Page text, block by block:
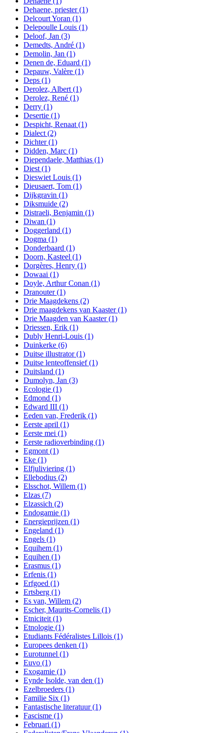
Dehaene, priester(1)
Delcourt Yoran (1)
Delepoulle Louis (1)
Deloof, Jan (3)
Demedts, André (1)
Demolin, Jan (1)
Denen de, Eduard (1)
Depauw, Valère (1)
Deps (1)
Derolez, Albert (1)
Derolez, René (1)
Derry (1)
Desertie (1)
Despicht, Renaat (1)
Dialect (2)
Dichter(1)
Didden, Marc (1)
Diependaele, Matthias (1)
Diest (1)
Dieswiet Louis (1)
Dieusaert, Tom (1)
Dijkgravin (1)
Diksmuide (2)
Distraeli, Benjamin (1)
Diwan (1)
Doggerland (1)
Dogma (1)
Donderbaard (1)
Doorn, Kasteel (1)
Dorgères, Henry (1)
Dowaai (1)
Doyle, Arthur Conan (1)
Dranouter(1)
Drie Maagdekens (2)
Drie maagdekens van Kaaster(1)
Drie Maagden van Kaaster(1)
Driessen, Erik (1)
Dubly Henri-Louis (1)
Duinkerke (6)
Duitse illustrator(1)
Duitse lenteoffensief(1)
Duitsland (1)
Dumolyn, Jan (3)
Ecologie (1)
Edmond (1)
Edward III (1)
Eeden van, Frederik (1)
Eerste april (1)
Eerste mei (1)
Eerste radioverbinding (1)
Egmont (1)
Eke (1)
Elfjuliviering (1)
Ellebodius (2)
Elsschot, Willem (1)
Elzas (7)
Elzassich (2)
Endogamie (1)
Energieprijzen (1)
Engeland (1)
Engels (1)
Equihem (1)
Equihen (1)
Erasmus (1)
Erfenis (1)
Erfgoed (1)
Ertsberg (1)
Es van, Willem (2)
Escher, Maurits-Cornelis (1)
Etniciteit (1)
Etnologie (1)
Etudiants Fédéralistes Lillois (1)
Europees denken (1)
Eurotunnel (1)
Euvo (1)
Exogamie (1)
Eynde Isolde, van den (1)
Ezelbroeders (1)
Familie Six (1)
Fantastische literatuur(1)
Fascisme (1)
Februari (1)